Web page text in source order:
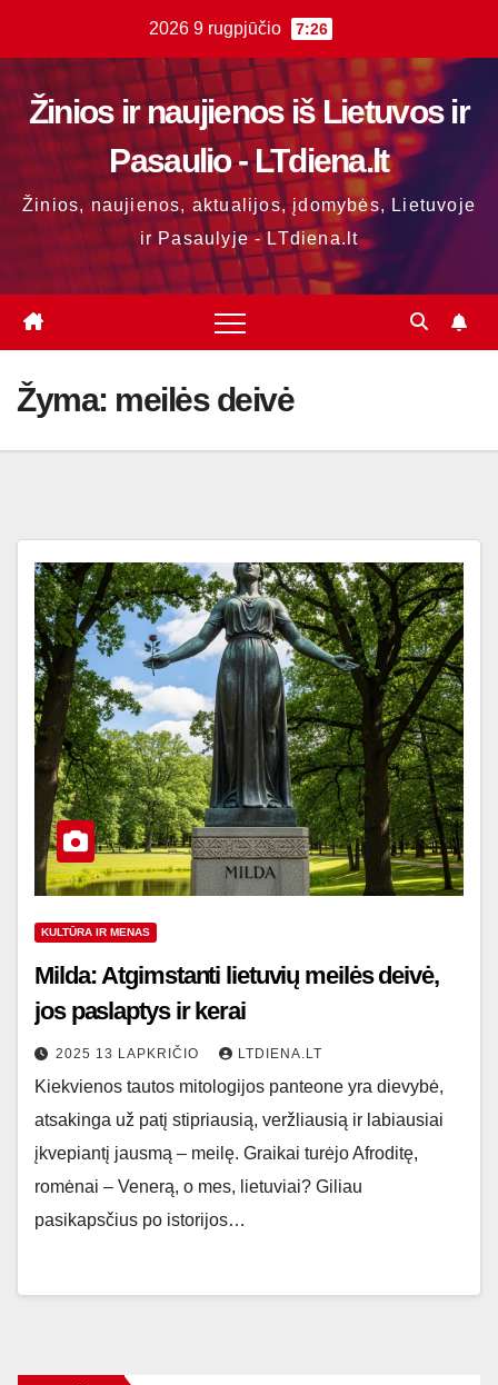
content
2026 9 rugpjūčio 7:26
Žinios ir naujienos iš Lietuvos ir
Pasaulio - LTdiena.lt
Žinios, naujienos, aktualijos, įdomybės, Lietuvoje
ir Pasaulyje - LTdiena.lt
Žyma: meilės deivė
KULTŪRA IR MENAS
Milda: Atgimstanti lietuvių meilės deivė,
jos paslaptys ir kerai
2025 13 LAPKRIČIO LTDIENA.LT
Kiekvienos tautos mitologijos panteone yra dievybė,
atsakinga už patį stipriausią, veržliausią ir labiausiai
įkvepiantį jausmą – meilę. Graikai turėjo Afroditę,
romėnai – Venerą, o mes, lietuviai? Giliau
pasikapsčius po istorijos…